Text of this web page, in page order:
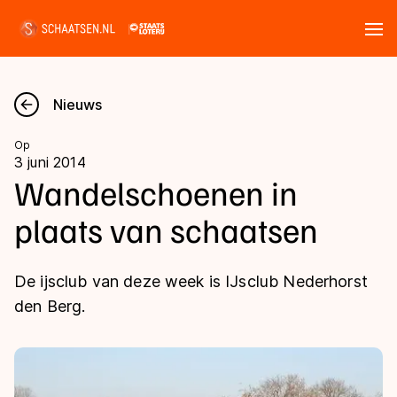
Nieuws
Kalender
Disciplines
Langebaan
Uitslagen
Shorttrack
Marathon
Tijden & historie
Ranglijsten Langebaan
Nieuws
Op
3 juni 2014
Wandelschoenen in
plaats van schaatsen
De ijsclub van deze week is IJsclub Nederhorst
den Berg.